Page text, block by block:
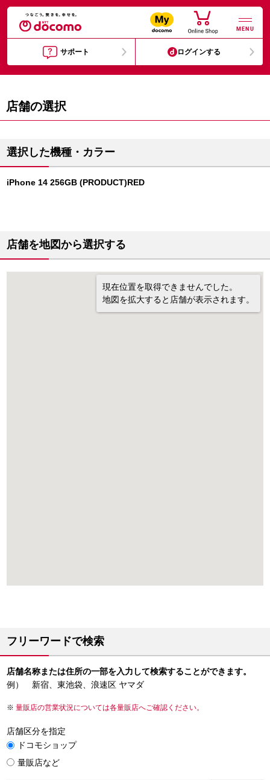
MENU
サポート ログインする
店舗の選択
選択した機種・カラー
iPhone 14 256GB (PRODUCT)RED
店舗を地図から選択する
現在位置を取得できませんでした。
地図を拡大すると店舗が表示されます。
フリーワードで検索
店舗名称または住所の一部を入力して検索することができます。
例） 新宿、東池袋、浪速区 ヤマダ
量販店の営業状況については各量販店へご確認ください。
店舗区分を指定
ドコモショップ
量販店など